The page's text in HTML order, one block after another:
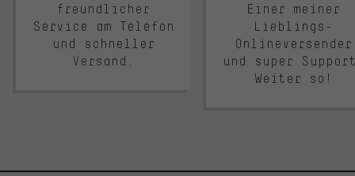
freundlicher
Service am Telefon
und schneller
Versand.
Einer meiner
Lieblings-
Onlineversender
und super
Weiter so!